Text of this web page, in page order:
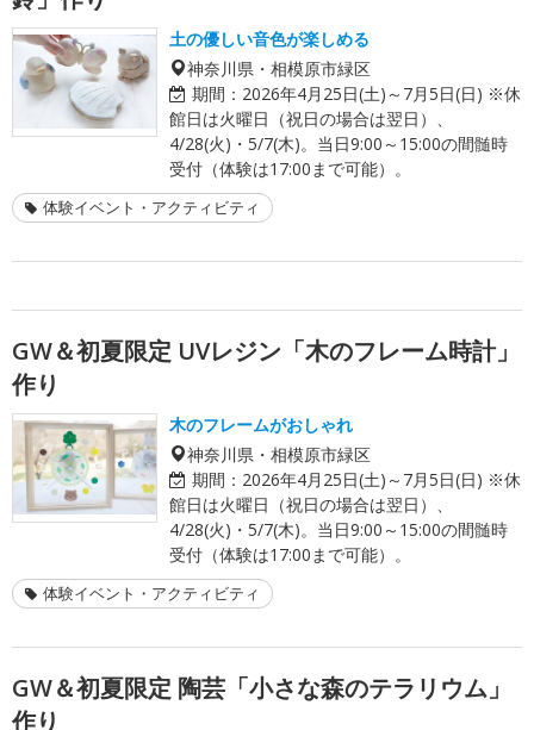
土の優しい音色が楽しめる
神奈川県・相模原市緑区
期間： 2026年4月25日(土)～7月5日(日) ※休
館日は火曜日（祝日の場合は翌日）、
4/28(火)・5/7(木)。当日9:00～15:00の間髄時
受付（体験は17:00まで可能）。
体験イベント・アクティビティ
GW＆初夏限定 UVレジン「木のフレーム時計」
作り
木のフレームがおしゃれ
神奈川県・相模原市緑区
期間： 2026年4月25日(土)～7月5日(日) ※休
館日は火曜日（祝日の場合は翌日）、
4/28(火)・5/7(木)。当日9:00～15:00の間髄時
受付（体験は17:00まで可能）。
体験イベント・アクティビティ
GW＆初夏限定 陶芸「小さな森のテラリウム」
作り